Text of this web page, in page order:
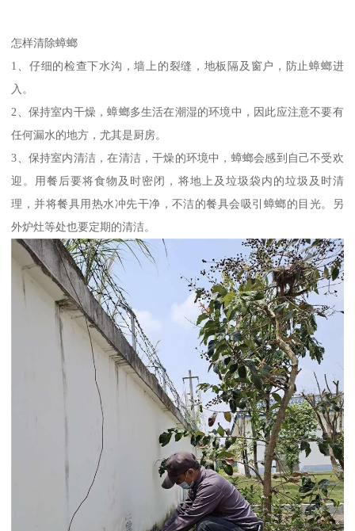
怎样清除蟑螂
1、仔细的检查下水沟，墙上的裂缝，地板隔及窗户，防止蟑螂进
入。
2、保持室内干燥，蟑螂多生活在潮湿的环境中，因此应注意不要有
任何漏水的地方，尤其是厨房。
3、保持室内清洁，在清洁，干燥的环境中，蟑螂会感到自己不受欢
迎。用餐后要将食物及时密闭，将地上及垃圾袋内的垃圾及时清
理，并将餐具用热水冲先干净，不洁的餐具会吸引蟑螂的目光。另
外炉灶等处也要定期的清洁。